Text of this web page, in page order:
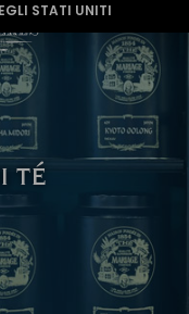
STATI UNITI
TÉ